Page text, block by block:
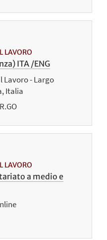
LAVORO
ITA /ENG
Lavoro - Largo
Italia
LAVORO
a medio e